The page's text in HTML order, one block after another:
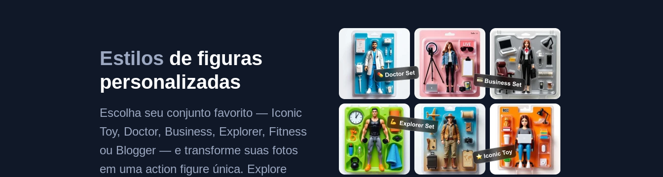
Estilos de figuras
personalizadas
Escolha seu conjunto favorito — Iconic
Toy, Doctor, Business, Explorer, Fitness
ou Blogger — e transforme suas fotos
em uma action figure única. Explore